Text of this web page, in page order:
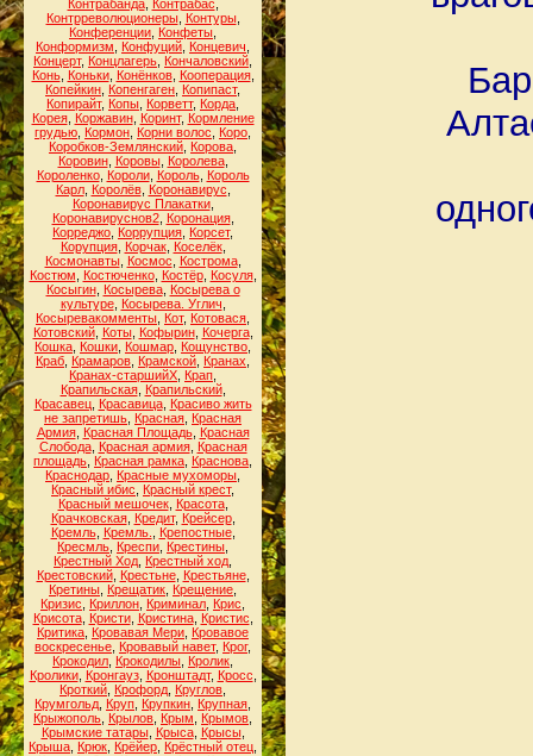
Контрабанда, Контрабас
Контрреволюционеры, Контуры,
Конференции Конфеты
Конформизм
Конфуций Концевич
Концерт, Концлагерь Кончаловский
Конь, Коньки, Конёнков, Кооперация,
Копейкин Копенгаген Копипаст,
Копирайт, Копы Корветт, Корда
Корея, Коржавин, Коринт, Кормление
грудью Кормон Корни волос Коро
Коробков-Землянский Корова
Коровин, Коровы, Королева,
Короленко, Короли, Король, Король
Карл, Королёв, Коронавирус
Коронавирус Плакатки,
Коронавируснов2, Коронация,
Корреджо Коррупция Корсет,
Корупция, Корчак, Коселёк,
Космонавты, Космос Кострома,
Костюм
Костюченко, Костёр, Косуля,
Косыгин, Косырева, Косырева о
культуре, Косырева. Углич
Косыревакомменты Кот, Котовася
Котовский, Коты, Кофырин, Кочерга,
Кошка Кошки Кошмар Кощунство
Краб Крамаров Крамской Кранах
Кранах-старшийХ Крап
Крапильская, Крапильский,
Красавец, Красавица, Красиво жить
не запретишь Красная Красная
Армия, Красная Площадь, Красная
Слобода, Красная армия, Красная
площадь Красная рамка Краснова
Краснодар Красные мухоморы
Красный ибис
Красный крест,
Красный мешочек, Красота,
Крачковская, Кредит, Крейсер,
Кремль, Кремль. Крепостные,
Кресмль Креспи Крестины
Крестный Ход Крестный ход
Крестовский, Крестьне, Крестьяне,
Кретины Крещатик Крещение
Кризис
Криллон Криминал Крис
Крисота, Кристи, Кристина, Кристис
Критика Кровавая Мери Кровавое
воскресенье Кровавый навет, Крог,
Крокодил Крокодилы Кролик
Кролики, Кронгауз, Кронштадт, Кросс
Кроткий Крофорд Круглов
Крумгольд Круп Крупкин Крупная
Крыжополь Крылов Крым Крымов
Крымские татары, Крыса, Крысы,
Крыша Крюк Крёйер Крёстный отец